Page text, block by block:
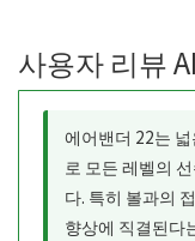
사용자 리뷰
에어밴더 22는
로 모든 레벨의
다. 특히 볼과의
향상에 직결된다